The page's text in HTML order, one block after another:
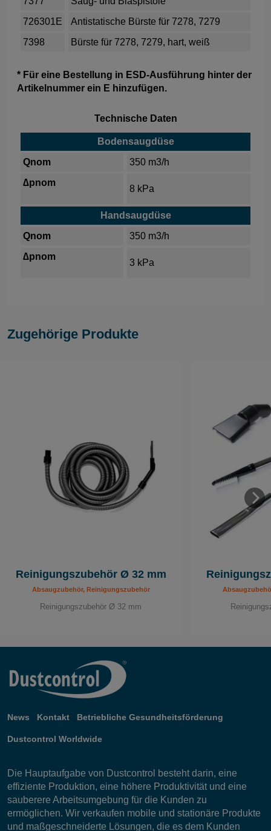
726301E
Antistatische Bürste für 7278, 7279
7398
Bürste für 7278, 7279, hart, weiß
* Für eine Bestellung in ESD-Ausführung hinter der
Artikelnummer ein E hinzufügen.
Technische Daten
Bodensaugdüse
Qnom
350 m3/h
∆pnom
8 kPa
Handsaugdüse
Qnom
350 m3/h
∆pnom
3 kPa
Zugehörige Produkte
Reinigungszubehör Ø 32 mm
Absaugzubehör, Reinigungszubehör
Reinigungszubehör Ø 32 mm
News Kontakt Betriebliche Gesundheitsförderung
Dustcontrol Worldwide
Die Hauptaufgabe von Dustcontrol besteht darin, eine
effiziente Produktion, eine höhere Produktivität und eine
sauberere Arbeitsumgebung für die Kunden zu
ermöglichen. Wir verkaufen mobile und stationäre Produkte
und maßgeschneiderte Lösungen, die es dem Kunden